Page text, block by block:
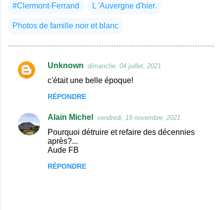
#Clermont-Ferrand L 'Auvergne d'hier.
Photos de famille noir et blanc
C
m
e
Unknown dimanche, 04 juillet, 2021
c'était une belle époque!
RÉPONDRE
Alain Michel vendredi, 19 novembre, 2021
Pourquoi détruire et refaire des décennies
après?...
Aude FB
RÉPONDRE